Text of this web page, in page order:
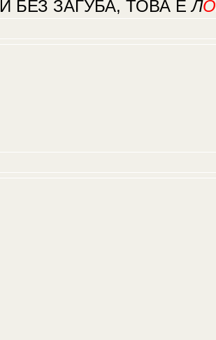
БЕЗ ЗАГУБА, ТОВА ЕЛО